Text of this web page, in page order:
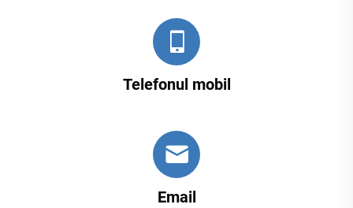
Telefonul mobil
Email